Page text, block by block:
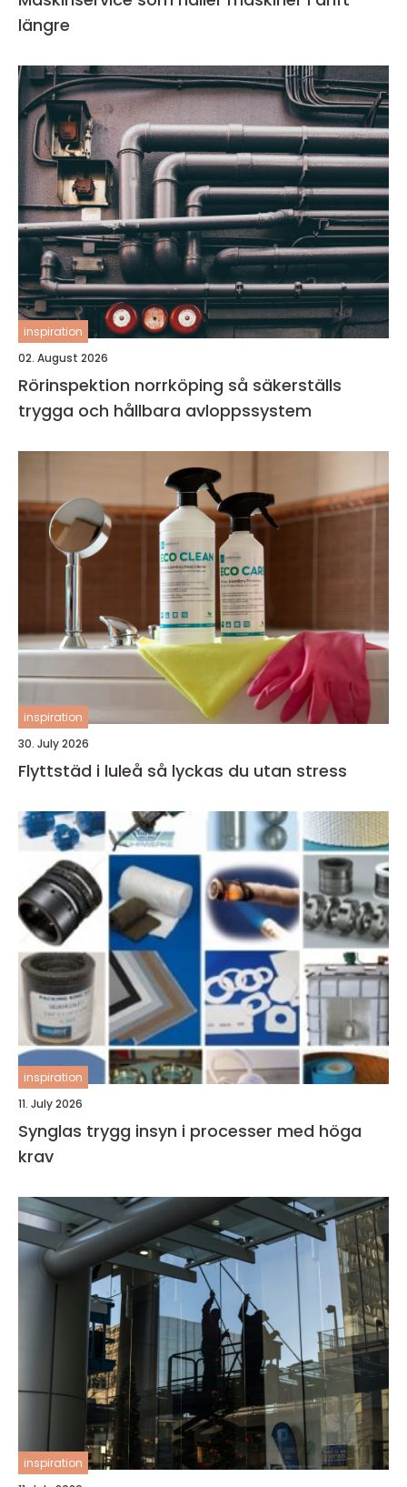
längre
inspiration
02. August 2026
Rörinspektion norrköping så säkerställs
trygga och hållbara avloppssystem
inspiration
30. July 2026
Flyttstäd i luleå så lyckas du utan stress
inspiration
11. July 2026
Synglas trygg insyn i processer med höga
krav
inspiration